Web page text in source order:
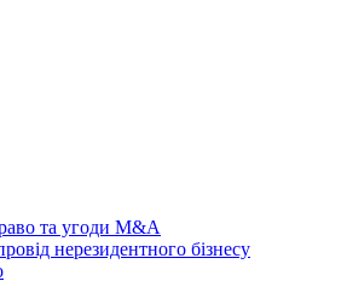
та угоди M&A
нерезидентного бізнесу